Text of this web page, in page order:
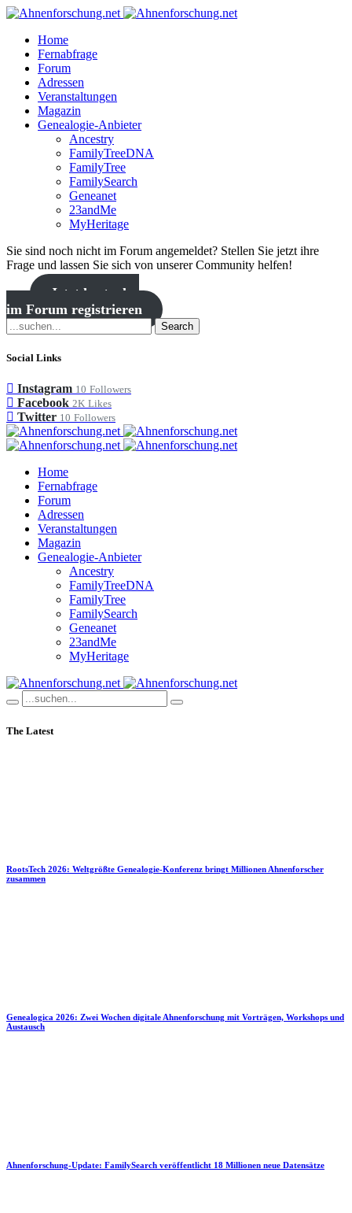
Home
Fernabfrage
Forum
Adressen
Veranstaltungen
Magazin
Genealogie-Anbieter
Ancestry
FamilyTreeDNA
FamilyTree
FamilySearch
Geneanet
23andMe
MyHeritage
Sie sind noch nicht im Forum angemeldet? Stellen Sie jetzt ihre
Frage und lassen Sie sich von unserer Community helfen!
Jetzt kostenlos
im Forum registrieren
Search
Social Links
Instagram 10 Followers
Facebook 2K Likes
Twitter 10 Followers
Home
Fernabfrage
Forum
Adressen
Veranstaltungen
Magazin
Genealogie-Anbieter
Ancestry
FamilyTreeDNA
FamilyTree
FamilySearch
Geneanet
23andMe
MyHeritage
The Latest
RootsTech 2026: Weltgrößte Genealogie-Konferenz bringt Millionen Ahnenforscher
zusammen
Genealogica 2026: Zwei Wochen digitale Ahnenforschung mit Vorträgen, Workshops und
Austausch
Ahnenforschung-Update: FamilySearch veröffentlicht 18 Millionen neue Datensätze